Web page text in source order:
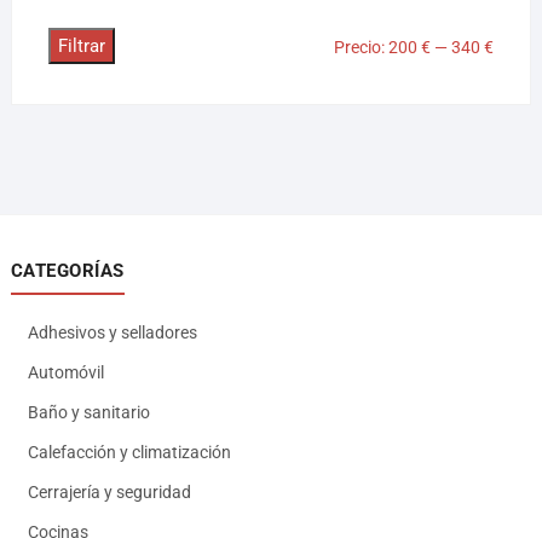
Filtrar Precio:200 € —340 €
CATEGORÍAS
Adhesivos y selladores
Automóvil
Baño y sanitario
Calefacción y climatización
Cerrajería y seguridad
Cocinas